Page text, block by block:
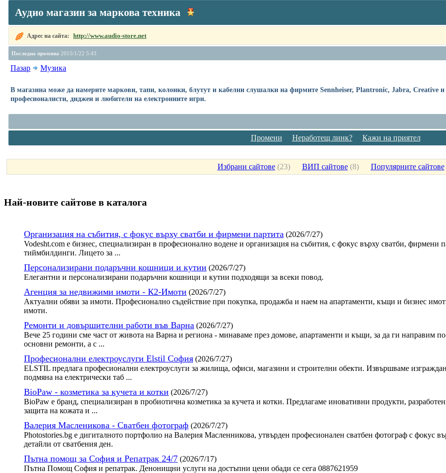
Аудио магазин за маркова техника
Адрес на сайта: http://www.audio-store.net
Последна промяна 2015/1/22 5:43
Пазар Музика
В магазина може да намерите маркови, тапи, колонки, блутут и кабелни слушалки на фирмите Sennheiser, Plantronic, Jabra, Creative
професионалисти, диджеи и любители на електронните игри.
Промени Неработещ линк? Кажи на приятел
Избрани сайтове(23) ВИП сайтове(8) Популярните сайтове
Най-новите сайтoве в каталога
Организация на събития, с фокус върху сватби и фирмени партита (2026/7/27)
Vodesht.com е бизнес, специализиран в професионално водене и организация на събития, с фокус върху сватби,
тиймбилдинги. Лицето за ...
Персонализирани подаръчни кошници и кутии (2026/7/27)
Елегантни и персонализирани подаръчни кошници и кутии подходящи за всеки повод.
Агенция за недвижими имоти - К2-Имоти (2026/7/27)
Актуални обяви за имоти. Професионално съдействие при покупка, продажба и наем на апартаменти, къщи и бизнес
имоти.
Ремонти и довършителни работи във Варна (2026/7/27)
Вече 25 години сме част от живота на Варна и региона - минаваме през домове, апартаменти и къщи, за да ги направим
основни ремонти, а с ...
Професионални електроуслуги Elstil София (2026/7/27)
ELSTIL предлага професионални електроуслуги за жилища, офиси, магазини и строителни обекти. Извършваме
подмяна на електрически таб ...
BioPaw - козметика за кучета и котки (2026/7/27)
BioPaw е бранд, специализиран в пробиотична козметика за кучета и котки. Предлагаме иновативни продукти,
защита на кожата и ...
Валерия Масленикова - Сватбен фотограф (2026/7/27)
Photostories.bg е дигиталното портфолио на Валерия Масленникова, утвърден професионален сватбен фотограф с фокус
детайли от сватбения ден.
Пътна помощ за София и Репатрак 24/7 (2026/7/17)
Пътна Помощ София и репатрак. Денонищни услуги на достъпни цени обади се сега 0887621959